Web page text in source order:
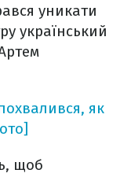
уникати
український
як
щоб